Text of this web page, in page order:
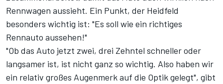
Rennwagen aussieht. Ein Punkt, der Heidfeld
besonders wichtig ist: "Es soll wie ein richtiges
Rennauto aussehen!"
"Ob das Auto jetzt zwei, drei Zehntel schneller oder
langsamer ist, ist nicht ganz so wichtig. Also haben wir
ein relativ großes Augenmerk auf die Optik gelegt", gibt